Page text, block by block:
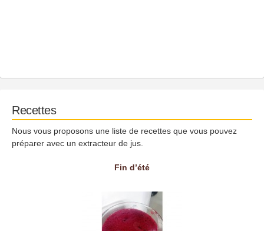
Recettes
Nous vous proposons une liste de recettes que vous pouvez
préparer avec un extracteur de jus.
Fin d’été